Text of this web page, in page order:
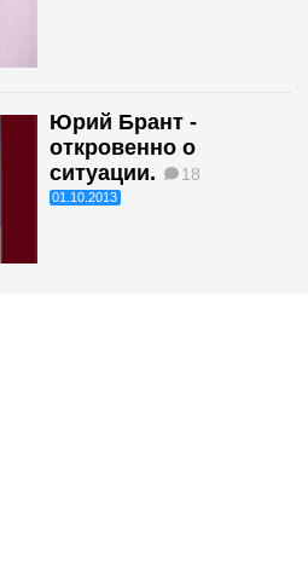
Юрий Брант -
откровенно о
ситуации.
18
01.10.2013